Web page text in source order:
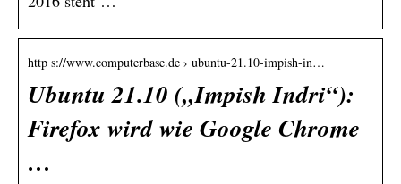
http s://www.computerbase.de › ubuntu-21.10-impish-in…
Ubuntu 21.10 („Impish Indri“):
Firefox wird wie Google Chrome
…